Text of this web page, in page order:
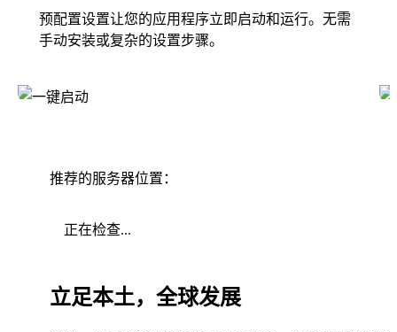
预配置设置让您的应用程序立即启动和运行。无需
手动安装或复杂的设置步骤。
推荐的服务器位置：
正在检查...
立足本土，全球发展